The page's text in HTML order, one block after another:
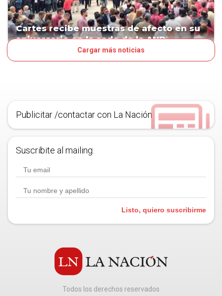
Cartes recibe muestras de afecto en su
aniversario en la sede de la ANR
Cargar más noticias
Publicitar /contactar con La Nación
Suscribite al mailing.
Listo, quiero suscribirme
Todos los derechos reservados